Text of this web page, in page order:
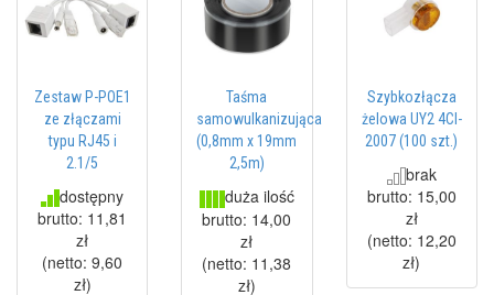
Zestaw P-POE1
ze złączami
typu RJ45 i
2.1/5
dostępny
brutto: 11,81
zł
(netto:9,60
zł)
Taśma
samowulkanizująca
(0,8mm x 19mm
2,5m)
duża ilość
brutto: 14,00
zł
(netto: 11,38
zł)
Szybkozłącza
żelowa UY2 4CI-
2007 (100 szt.)
brak
brutto: 15,00
zł
(netto: 12,20
zł)